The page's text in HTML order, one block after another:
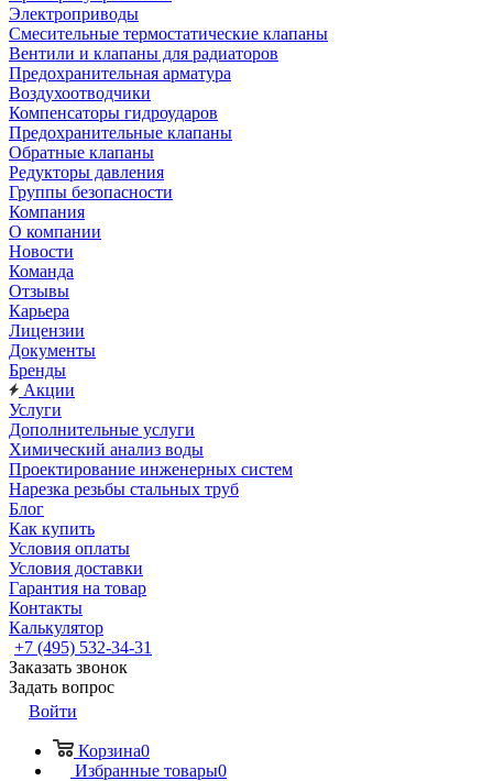
Электроприводы
Смесительные термостатические клапаны
Вентили и клапаны для радиаторов
Предохранительная арматура
Воздухоотводчики
Компенсаторы гидроударов
Предохранительные клапаны
Обратные клапаны
Редукторы давления
Группы безопасности
Компания
О компании
Новости
Команда
Отзывы
Карьера
Лицензии
Документы
Бренды
Акции
Услуги
Дополнительные услуги
Химический анализ воды
Проектирование инженерных систем
Нарезка резьбы стальных труб
Блог
Как купить
Условия оплаты
Условия доставки
Гарантия на товар
Контакты
Калькулятор
+7 (495) 532‑34‑31
Заказать звонок
Задать вопрос
Войти
Корзина0
Избранные товары0